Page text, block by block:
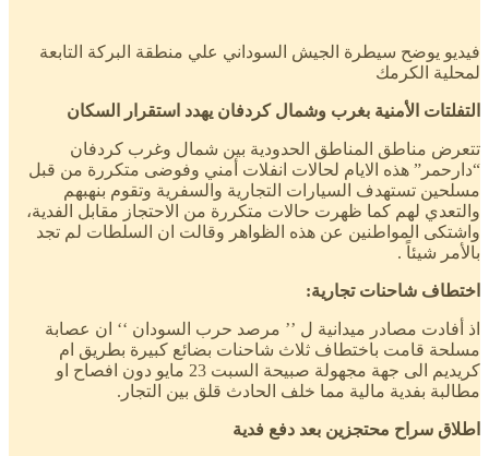
فيديو يوضح سيطرة الجيش السوداني علي منطقة البركة التابعة
لمحلية الكرمك
التفلتات الأمنية بغرب وشمال كردفان يهدد استقرار السكان
تتعرض مناطق المناطق الحدودية بين شمال وغرب كردفان
“دارحمر” هذه الايام لحالات انفلات أمني وفوضى متكررة من قبل
مسلحين تستهدف السيارات التجارية والسفرية وتقوم بنهبهم
والتعدي لهم كما ظهرت حالات متكررة من الاحتجاز مقابل الفدية،
واشتكى المواطنين عن هذه الظواهر وقالت ان السلطات لم تجد
بالأمر شيئاً .
اختطاف شاحنات تجارية:
اذ أفادت مصادر ميدانية ل ’’ مرصد حرب السودان ‘‘ ان عصابة
مسلحة قامت باختطاف ثلاث شاحنات بضائع كبيرة بطريق ام
كريديم الى جهة مجهولة صبيحة السبت 23 مايو دون افصاح او
مطالبة بفدية مالية مما خلف الحادث قلق بين التجار.
اطلاق سراح محتجزين بعد دفع فدية